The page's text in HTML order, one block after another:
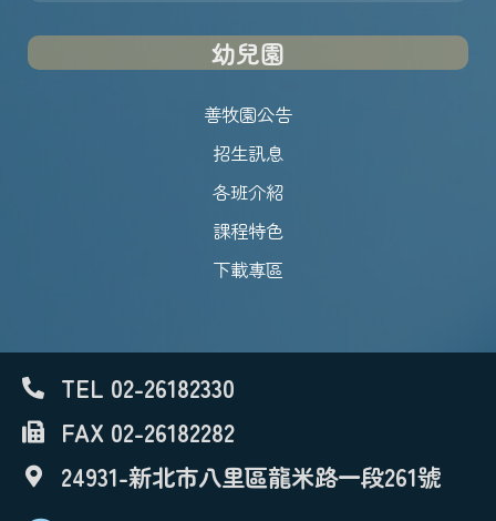
幼兒園
善牧園公告
招生訊息
各班介紹
課程特色
下載專區
TEL 02-26182330
FAX 02-26182282
24931-新北市八里區龍米路一段261號